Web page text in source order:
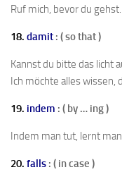
Ruf mich, bevor du gehst.
18. damit : ( so that )
Kannst du bitte das licht
Ich möchte alles wissen,
19. indem : ( by … ing )
Indem man tut, lernt
20. falls : ( in case )